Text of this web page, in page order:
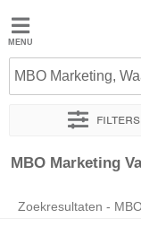
Jobted
Vacatures
Salarissen
MBO Marketing,
Filters
Sorteer op
MBO Marketing
Zoekresultaten -